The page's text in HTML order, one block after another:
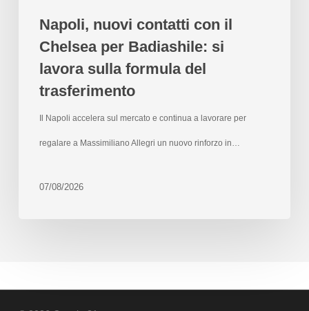
Napoli, nuovi contatti con il
Chelsea per Badiashile: si
lavora sulla formula del
trasferimento
Il Napoli accelera sul mercato e continua a lavorare per
regalare a Massimiliano Allegri un nuovo rinforzo in…
07/08/2026